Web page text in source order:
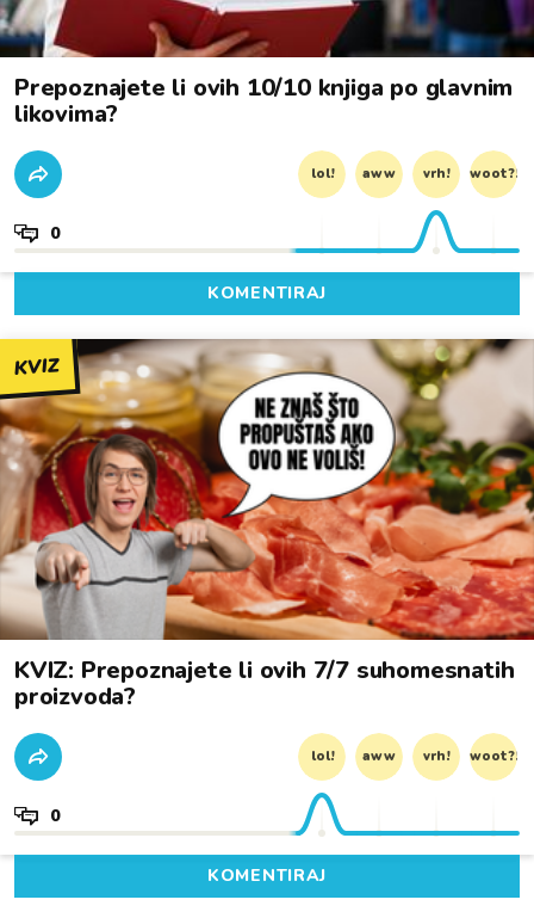
Prepoznajete li ovih 10/10 knjiga po glavnim
likovima?
lol! aww vrh! woot?!
0
KOMENTIRAJ
KVIZ
KVIZ: Prepoznajete li ovih 7/7 suhomesnatih
proizvoda?
lol! aww vrh! woot?!
0
KOMENTIRAJ